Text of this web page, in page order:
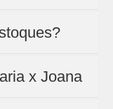
x Joana